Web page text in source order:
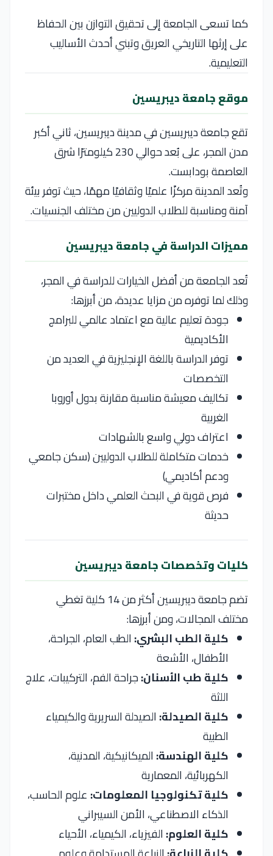
كما تسعى الجامعة إلى تحقيق التوازن بين الحفاظ
على إرثها التاريخي العريق وتبني أحدث الأساليب
التعليمية.
موقع جامعة ديبريسين
تقعجامعة ديبريسينفي مدينةديبريسين، ثاني أكبر
مدنالمجر
، على بُعد حوالي 230 كيلومترًا شرق
العاصمةبودابست.
وتُعد المدينة مركزًا علميًا وثقافيًا مهمًا، حيث توفر بيئة
آمنة ومناسبة للطلاب الدوليين من مختلف الجنسيات.
مميزات الدراسة في جامعة ديبريسين
تُعد الجامعة من أفضل الخيارات للدراسة في المجر،
وذلك لما توفره من مزايا عديدة، من أبرزها:
جودة تعليم عالية مع اعتماد عالمي للبرامج
الأكاديمية
توفر الدراسة باللغة الإنجليزية في العديد من
التخصصات
تكاليف معيشة مناسبة مقارنة بدول أوروبا
الغربية
اعتراف دولي واسع بالشهادات
خدمات متكاملة للطلاب الدوليين (سكن جامعي
ودعم أكاديمي)
فرص قوية في البحث العلمي داخل مختبرات
حديثة
كليات وتخصصات جامعة ديبريسين
تضمجامعة ديبريسين
أكثر من 14 كلية تغطي
مختلف المجالات، ومن أبرزها:
كلية الطب البشري:الطب العام، الجراحة،
الأطفال، الأشعة
كلية طب الأسنان:جراحة الفم، التركيبات، علاج
اللثة
كلية الصيدلة:الصيدلة السريرية والكيمياء
الطبية
كلية الهندسة:الميكانيكية، المدنية،
الكهربائية، المعمارية
كلية تكنولوجيا المعلومات: علوم الحاسب،
الذكاء الاصطناعي، الأمن السيبراني
كلية العلوم:الفيزياء، الكيمياء، الأحياء